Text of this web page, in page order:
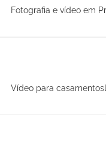
Fotografia e vídeo em
Vídeo para